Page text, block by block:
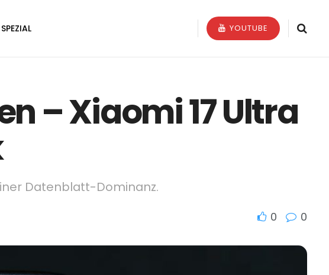
SPEZIAL YOUTUBE
– Xiaomi 17 Ultra
Datenblatt-Dominanz.
0 0